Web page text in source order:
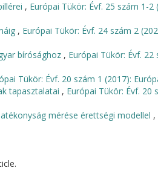
, Európai Tükör: Évf. 25 szám 1-2
, Európai Tükör: Évf. 24 szám 2
bírósághoz , Európai Tükör: Évf. 22
Tükör: Évf. 20 szám 1 (2017):
tapasztalatai , Európai Tükör: Évf. 20
mérése érettségi modellel ,